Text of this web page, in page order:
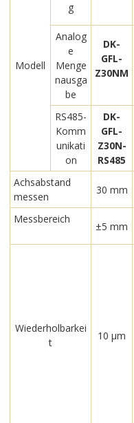
Modell
g
Analog
e
Menge
nausga
be
DK-
GFL-
Z30NM
RS485-
Komm
unikati
on
DK-
GFL-
Z30N-
RS485
Achsabstand
messen
30 mm
Messbereich
±5 mm
Wiederholbarkei
t
10 μm